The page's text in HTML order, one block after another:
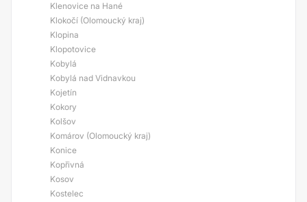
Klenovice na Hané
Klokočí (Olomoucký kraj)
Klopina
Klopotovice
Kobylá
Kobylá nad Vidnavkou
Kojetín
Kokory
Kolšov
Komárov (Olomoucký kraj)
Konice
Kopřivná
Kosov
Kostelec